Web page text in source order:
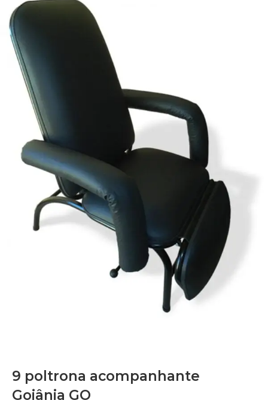
9 poltrona acompanhante
Goiânia GO